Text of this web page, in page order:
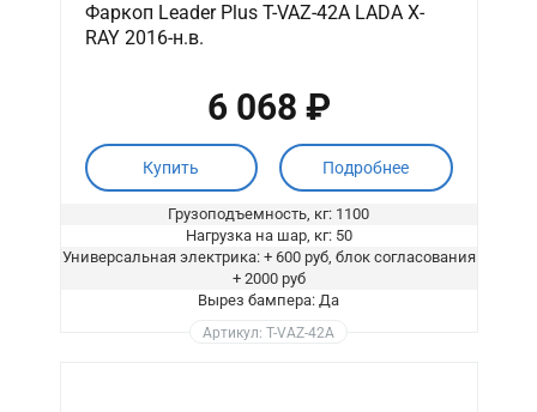
Фаркоп Leader Plus T-VAZ-42A LADA X-
RAY 2016-н.в.
6 068 ₽
Купить Подробнее
Грузоподъемность, кг: 1100
Нагрузка на шар, кг: 50
Универсальная электрика: + 600 руб, блок согласования
+ 2000 руб
Вырез бампера: Да
Артикул: T-VAZ-42A